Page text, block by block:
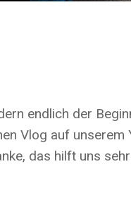
endlich der
Vlog auf unserem
das hilft uns